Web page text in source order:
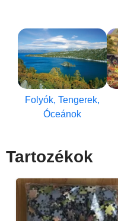
Folyók, Tengerek,
Óceánok
Tartozékok